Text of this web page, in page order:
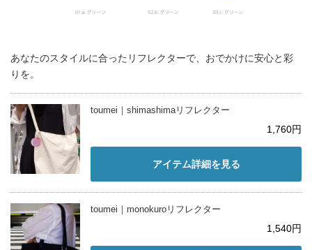
あなたのスタイルに合ったリフレクターで、おでかけに安心と彩
りを。
toumei｜shimashimaリフレクター
1,760円
アイテム詳細を見る
toumei｜monokuroリフレクター
1,540円